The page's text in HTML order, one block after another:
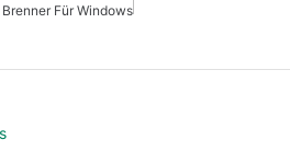
Für Windows